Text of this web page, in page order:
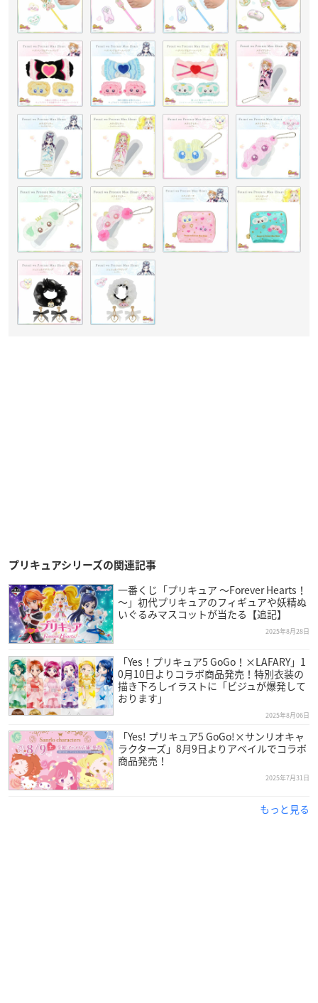
プリキュアシリーズの関連記事
一番くじ「プリキュア ～Forever Hearts！
～」初代プリキュアのフィギュアや妖精ぬ
いぐるみマスコットが当たる【追記】
2025年8月28日
「Yes！プリキュア5 GoGo！×LAFARY」1
0月10日よりコラボ商品発売！特別衣装の
描き下ろしイラストに「ビジュが爆発して
おります」
2025年8月06日
「Yes! プリキュア5 GoGo!×サンリオキャ
ラクターズ」8月9日よりアベイルでコラボ
商品発売！
2025年7月31日
もっと見る